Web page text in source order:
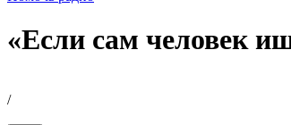
«Если сам человек
/